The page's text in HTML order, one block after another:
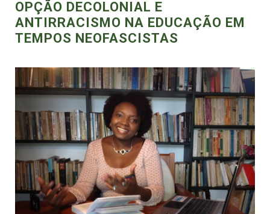
OPÇÃO DECOLONIAL E
ANTIRRACISMO NA EDUCAÇÃO EM
TEMPOS NEOFASCISTAS